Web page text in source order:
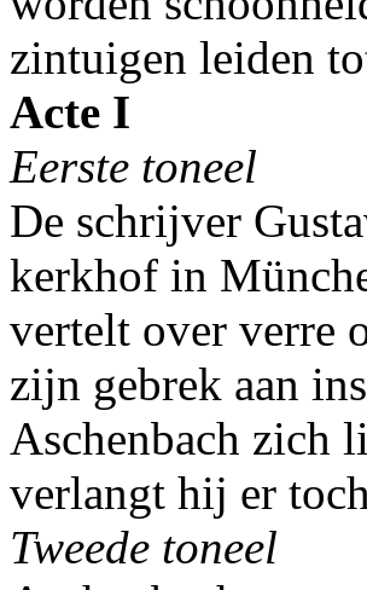
zintuigen leiden
Acte I
Eerste toneel
De schrijver
kerkhof in
vertelt over verre
zijn gebrek aan
Aschenbach zich
verlangt hij er
Tweede toneel